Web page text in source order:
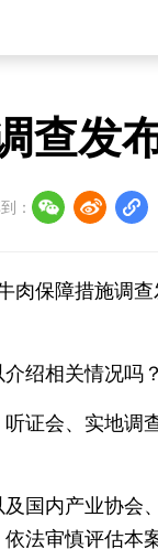
查发
：
肉保障措施调
绍相关情况吗？
证会、实地调
国内产业协会
法审慎评估本